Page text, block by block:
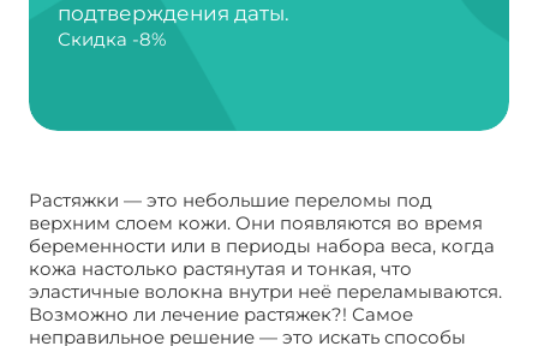
подтверждения даты.
Скидка -8%
Растяжки — это небольшие переломы под
верхним слоем кожи. Они появляются во время
беременности или в периоды набора веса, когда
кожа настолько растянутая и тонкая, что
эластичные волокна внутри неё переламываются.
Возможно ли лечение растяжек?! Самое
неправильное решение — это искать способы